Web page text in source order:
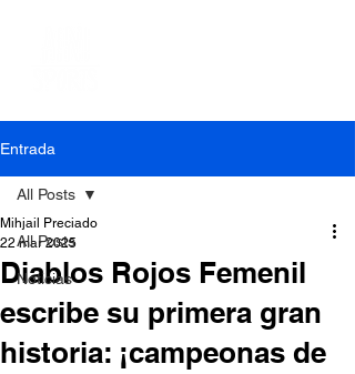
Entrada
All Posts
Noticias
All Posts
Diablos Rojos Femenil
escribe su primera gran
historia: ¡campeonas de
Mihjail Preciado
22 mar 2025